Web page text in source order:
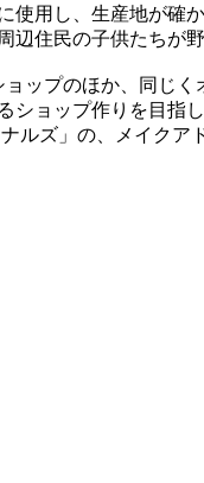
使用し、生産地が確
辺住民の子供たちが
ップのほか、同じ
ショップ作りを目指
ルズ」の、メイクア